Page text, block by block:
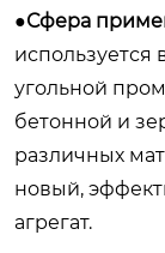
●Сфера
используется
угольной
бетонной и
различных
новый,
агрегат.